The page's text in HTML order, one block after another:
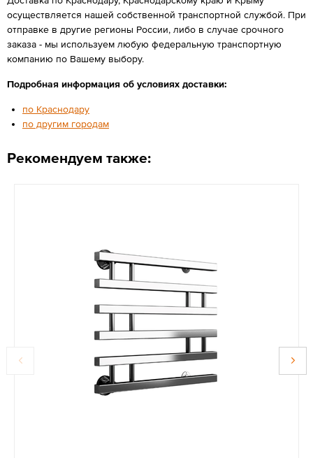
осуществляется нашей собственной транспортной службой. При
отправке в другие регионы России, либо в случае срочного
заказа - мы используем любую федеральную транспортную
компанию по Вашему выбору.
Подробная информация об условиях доставки:
по Краснодару
по другим городам
Рекомендуем также: